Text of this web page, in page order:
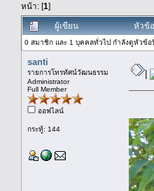
หน้า: [1]
ผู้เขียน หัวข้
0 สมาชิก และ 1 บุคคลทั่วไป กำลังดูหัวข้อ
santi
รายการโทรทัศน์วัฒนธรรม
Administrator
Full Member
ออฟไลน์
กระทู้: 144
|